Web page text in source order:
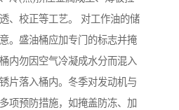
、校正等工艺。 对工作油的储
。盛油桶应加专门的标志并掩
内勿因空气冷凝成水分而混入
片落入桶内。冬季对发动机与
项预防措施，如掩盖防冻、加